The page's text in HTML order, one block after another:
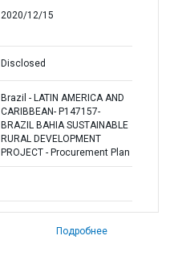
2020/12/15
Disclosed
Brazil - LATIN AMERICA AND
CARIBBEAN- P147157-
BRAZIL BAHIA SUSTAINABLE
RURAL DEVELOPMENT
PROJECT - Procurement Plan
Подробнее